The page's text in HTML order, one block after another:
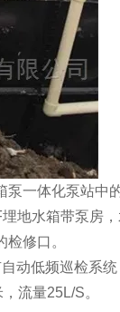
一体化泵站中
地水箱带泵房
修口。
动低频巡检系
流量25L/S。